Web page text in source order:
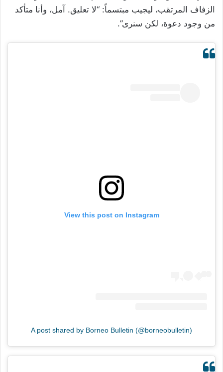
الزفاف المرتقب، ليجيب مبتسماً: “لا تعليق. آمل، وأنا متأكد
من وجود دعوة، لكن سنرى”.
View this post on Instagram
A post shared by Borneo Bulletin (@borneobulletin)